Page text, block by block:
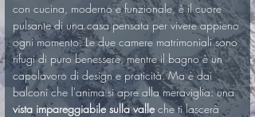
con cucina, moderno e funzionale, è il cuore
pulsante di una casa pensata per vivere appieno
ogni momento. Le due camere matrimoniali sono
rifugi di puro benessere, mentre il bagno è un
capolavoro di design e praticità. Ma è dai
balconi che l'anima si apre alla meraviglia: una
vista impareggiabile sulla valle che ti lascerà